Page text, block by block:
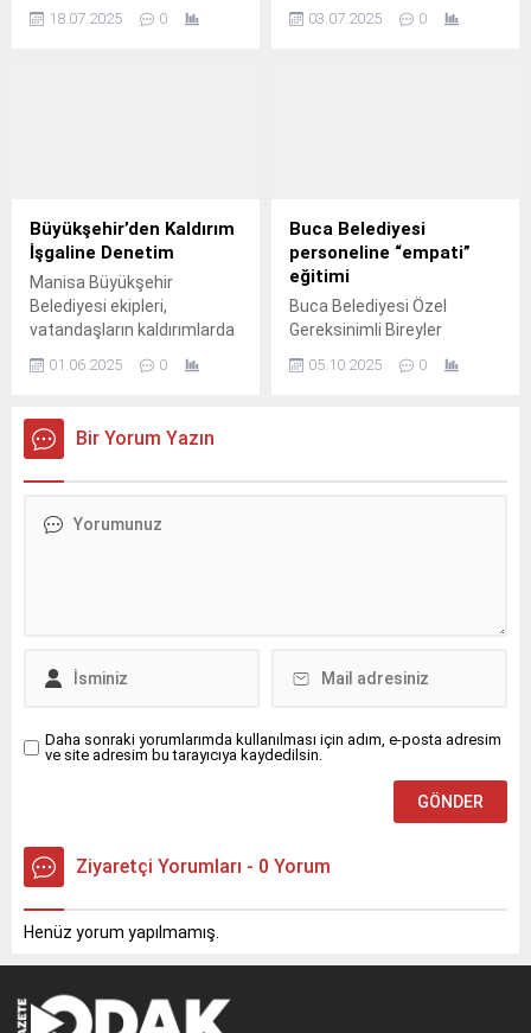
sağlayan plan notu, Bursa
18.07.2025 0
gelmesiyle birlikte halkın
03.07.2025 0
Büyükşehir’den Kaldırım
İşgaline Denetim
Manisa Büyükşehir
Belediyesi ekipleri,
vatandaşların kaldırımlarda
yürüyebilmeleri için
01.06.2025 0
Buca Belediyesi
personeline “empati”
eğitimi
Buca Belediyesi Özel
Gereksinimli Bireyler
hizmet kalitesini ve
05.10.2025 0
Bir Yorum Yazın
Daha sonraki yorumlarımda kullanılması için adım, e-posta adresim
ve site adresim bu tarayıcıya kaydedilsin.
Ziyaretçi Yorumları - 0 Yorum
Henüz yorum yapılmamış.